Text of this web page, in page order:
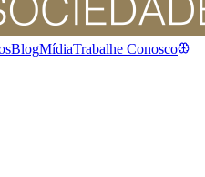
BlogMídiaTrabalhe Conosco